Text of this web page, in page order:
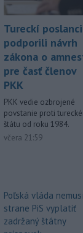
Tureckí poslanci
podporili návrh
zákona o
pre časť členov
PKK
PKK vedie ozbrojené
povstanie proti
štátu od roku 1984.
včera 21:59
Poľská vláda
strane PiS vyplatiť
zadržaný štátny